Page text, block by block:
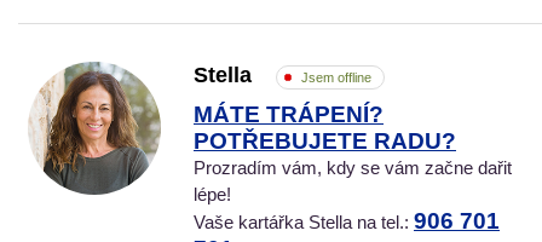
Stella Jsem offline
MÁTE TRÁPENÍ?
POTŘEBUJETE RADU?
Prozradím vám, kdy se vám začne dařit
lépe!
Vaše kartářka Stella na tel.: 906 701